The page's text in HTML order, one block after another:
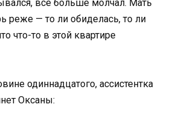
всё больше молчал. Мать
реже — то ли обиделась, то ли
что-то в этой квартире
одиннадцатого, ассистентка
Оксаны: